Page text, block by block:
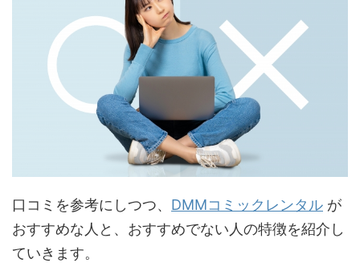
口コミを参考にしつつ、 DMMコミックレンタル が
おすすめな人と、おすすめでない人の特徴を紹介し
ていきます。